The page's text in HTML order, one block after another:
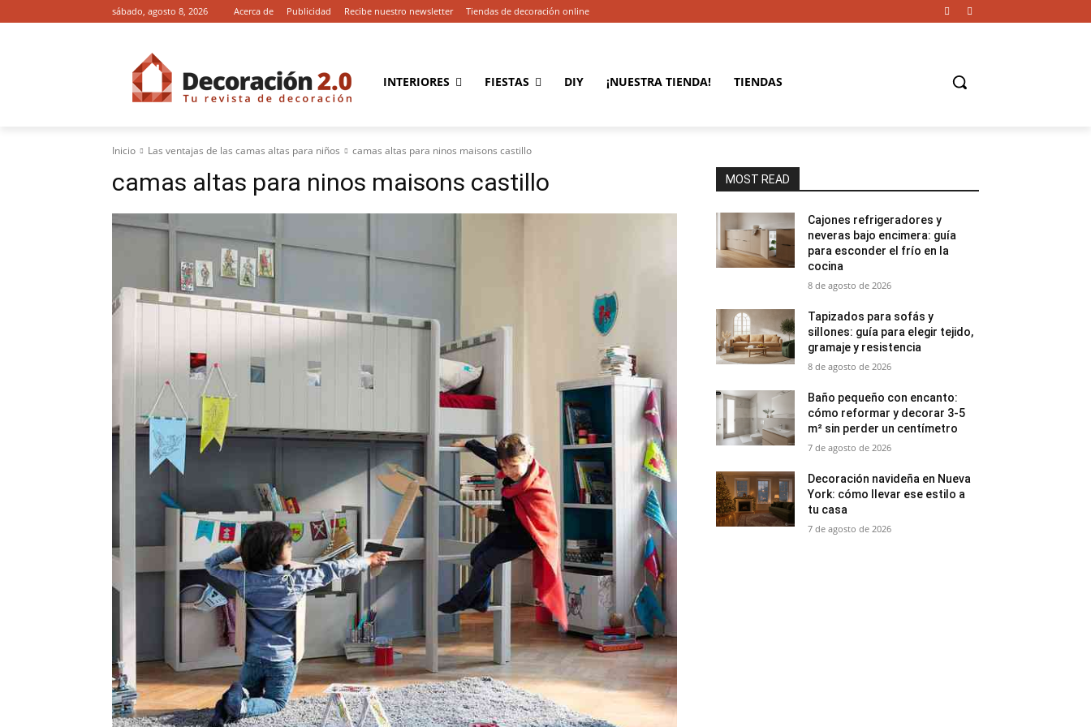
sábado, agosto 8, 2026 Acerca de Publicidad Recibe nuestro newsletter Tiendas de decoración online
INTERIORES FIESTAS DIY ¡NUESTRA TIENDA! TIENDAS
Inicio Las ventajas de las camas altas para niños camas altas para ninos maisons castillo
camas altas para ninos maisons castillo MOST READ
Cajones refrigeradores y
neveras bajo encimera: guía
para esconder el frío en la
cocina
8 de agosto de 2026
Tapizados para sofás y
sillones: guía para elegir tejido,
gramaje y resistencia
8 de agosto de 2026
Baño pequeño con encanto:
cómo reformar y decorar 3-5
m² sin perder un centímetro
7 de agosto de 2026
Decoración navideña en Nueva
York: cómo llevar ese estilo a
tu casa
7 de agosto de 2026